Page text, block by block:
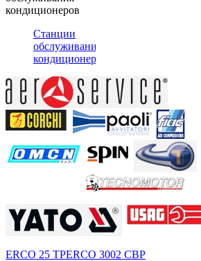
кондиционеров
Станции
обслуживания
кондиционеров
ERCO 25 TPERCO 3002 CBP